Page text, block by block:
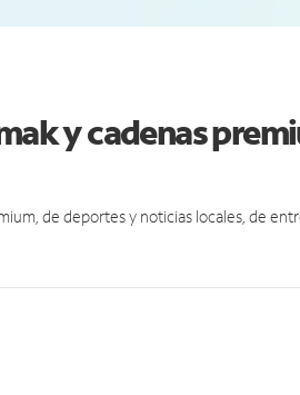
y cadenas
de deportes y noticias locales, de